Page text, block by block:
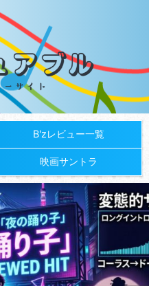
B'zレビュー一覧
映画サントラ